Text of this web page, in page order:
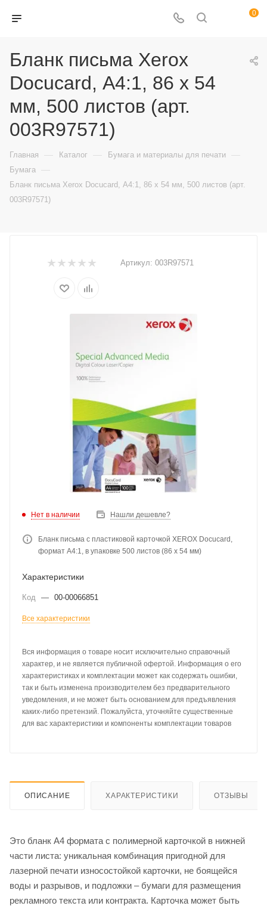
0
Бланк письма Xerox
Docucard, А4:1, 86 х 54
мм, 500 листов (арт.
003R97571)
Главная — Каталог — Бумага и материалы для печати —
Бумага —
Бланк письма Xerox Docucard, А4:1, 86 х 54 мм, 500 листов (арт.
003R97571)
Артикул: 003R97571
Нет в наличии Нашли дешевле?
Бланк письма с пластиковой карточкой XEROX Docucard,
формат А4:1, в упаковке 500 листов (86 х 54 мм)
Характеристики
Код — 00-00066851
Все характеристики
Вся информация о товаре носит исключительно справочный
характер, и не является публичной офертой. Информация о его
характеристиках и комплектации может как содержать ошибки,
так и быть изменена производителем без предварительного
уведомления, и не может быть основанием для предъявления
каких-либо претензий. Пожалуйста, уточняйте существенные
для вас характеристики и компоненты комплектации товаров
ОПИСАНИЕ ХАРАКТЕРИСТИКИ ОТЗЫВЫ
Это бланк А4 формата с полимерной карточкой в нижней
части листа: уникальная комбинация пригодной для
лазерной печати износостойкой карточки, не боящейся
воды и разрывов, и подложки – бумаги для размещения
рекламного текста или контракта. Карточка может быть